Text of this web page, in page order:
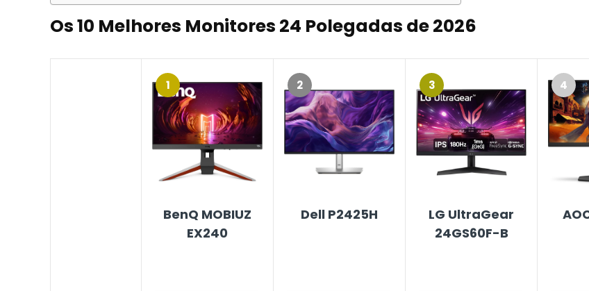
Os 10 Melhores Monitores 24 Polegadas de 2026
1
BenQ MOBIUZ
EX240
2
Dell P2425H
3
LG UltraGear
24GS60F-B
4